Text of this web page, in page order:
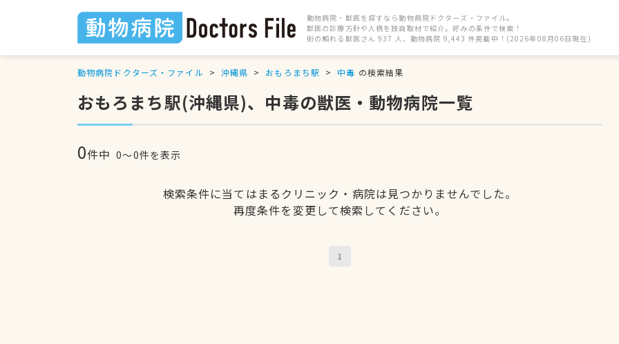
動物病院・獣医を探すなら動物病院ドクターズ・ファイル。
獣医の診療方針や人柄を独自取材で紹介。好みの条件で検索！
街の頼れる獣医さん 937 人、動物病院 9,443 件掲載中！(2026年08月06日現在)
動物病院ドクターズ・ファイル 沖縄県 おもろまち駅 中毒 の検索結果
おもろまち駅(沖縄県)、中毒の獣医・動物病院一覧
0件中 0〜0件を表示
検索条件に当てはまるクリニック・病院は見つかりませんでした。
再度条件を変更して検索してください。
1